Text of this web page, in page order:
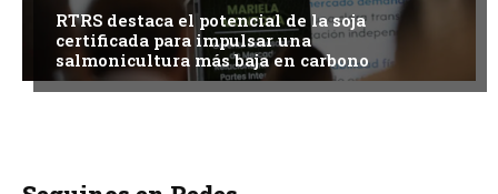
RTRS destaca el potencial de la soja
certificada para impulsar una
salmonicultura más baja en carbono